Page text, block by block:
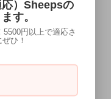
が魅力的なスカーフ。
象及び不良品となりま
）Sheepsの
す。
円以上で適応さ
ひ！